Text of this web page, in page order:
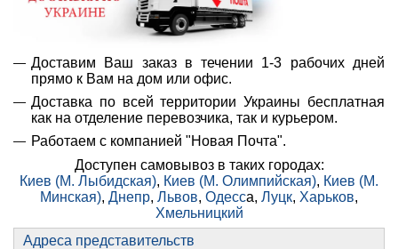
Доставим Ваш заказ в течении 1-3 рабочих дней
прямо к Вам на дом или офис.
Доставка по всей территории Украины бесплатная
как на отделение перевозчика, так и курьером.
Работаем с компанией "Новая Почта".
Доступен самовывоз в таких городах:
Киев (М. Лыбидская), Киев (М. Олимпийская), Киев (М.
Минская), Днепр, Львов, Одесса, Луцк, Харьков,
Хмельницкий
Адреса представительств